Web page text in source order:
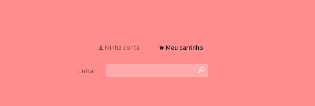
f Minha conta . Meu carrinho
Entrar s